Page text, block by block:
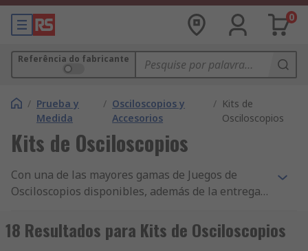
0
Referência do fabricante
/ Prueba y
Medida
/ Osciloscopios y
Accesorios
/ Kits de
Osciloscopios
Kits de Osciloscopios
Con una de las mayores gamas de Juegos de
Osciloscopios disponibles, además de la entrega
de Prueba y Medida y nuestro constante
compromiso con la calidad, no resulta
18 Resultados para Kits de Osciloscopios